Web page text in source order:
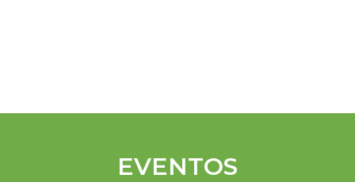
EVENTOS